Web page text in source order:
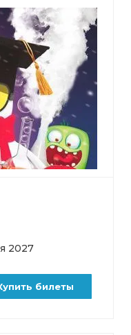
2027
билеты